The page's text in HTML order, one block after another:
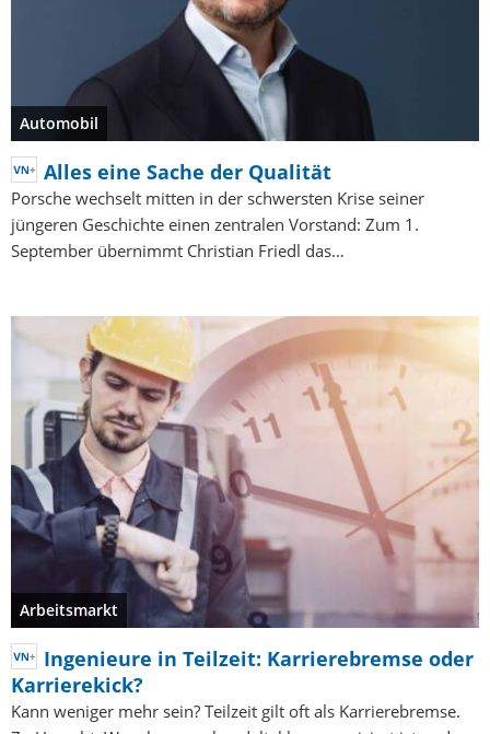
Automobil
Alles eine Sache der Qualität
Porsche wechselt mitten in der schwersten Krise seiner
jüngeren Geschichte einen zentralen Vorstand: Zum 1.
September übernimmt Christian Friedl das…
Arbeitsmarkt
Ingenieure in Teilzeit: Karrierebremse oder
Karrierekick?
Kann weniger mehr sein? Teilzeit gilt oft als Karrierebremse.